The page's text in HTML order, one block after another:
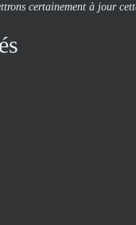
certainement à jour